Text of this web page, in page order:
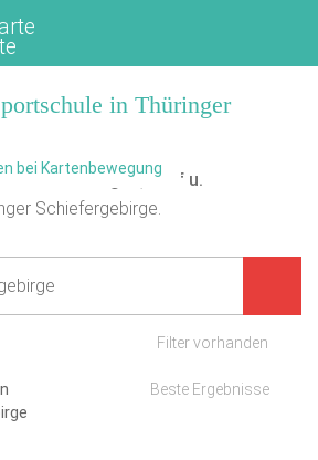
in Thüringer
enthält1Segel-, Surf u.
Schiefergebirge.
Filter vorhanden
Beste Ergebnisse
bei Kartenbewegung